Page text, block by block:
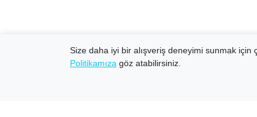
Size daha iyi bir alışveriş deneyimi sunmak için
Politikamıza göz atabilirsiniz.